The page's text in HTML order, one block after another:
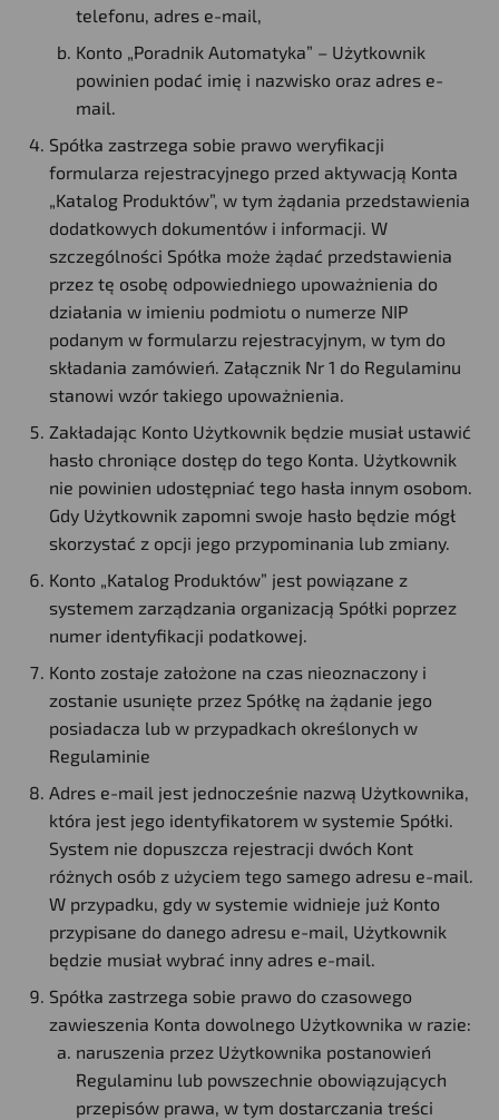
telefonu, adres e-mail,
Konto „Poradnik Automatyka” – Użytkownik
powinien podać imię i nazwisko oraz adres e-
mail.
Spółka zastrzega sobie prawo weryfikacji
formularza rejestracyjnego przed aktywacją Konta
„Katalog Produktów”, w tym żądania przedstawienia
dodatkowych dokumentów i informacji. W
szczególności Spółka może żądać przedstawienia
przez tę osobę odpowiedniego upoważnienia do
działania w imieniu podmiotu o numerze NIP
podanym w formularzu rejestracyjnym, w tym do
składania zamówień. Załącznik Nr 1 do Regulaminu
stanowi wzór takiego upoważnienia.
Zakładając Konto Użytkownik będzie musiał ustawić
hasło chroniące dostęp do tego Konta. Użytkownik
nie powinien udostępniać tego hasła innym osobom.
Gdy Użytkownik zapomni swoje hasło będzie mógł
skorzystać z opcji jego przypominania lub zmiany.
Konto „Katalog Produktów” jest powiązane z
systemem zarządzania organizacją Spółki poprzez
numer identyfikacji podatkowej.
Konto zostaje założone na czas nieoznaczony i
zostanie usunięte przez Spółkę na żądanie jego
posiadacza lub w przypadkach określonych w
Regulaminie
Adres e-mail jest jednocześnie nazwą Użytkownika,
która jest jego identyfikatorem w systemie Spółki.
System nie dopuszcza rejestracji dwóch Kont
różnych osób z użyciem tego samego adresu e-mail.
W przypadku, gdy w systemie widnieje już Konto
przypisane do danego adresu e-mail, Użytkownik
będzie musiał wybrać inny adres e-mail.
Spółka zastrzega sobie prawo do czasowego
zawieszenia Konta dowolnego Użytkownika w razie:
naruszenia przez Użytkownika postanowień
Regulaminu lub powszechnie obowiązujących
przepisów prawa, w tym dostarczania treści